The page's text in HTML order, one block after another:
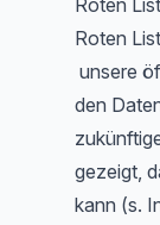
Roten
Roten
unsere
den
gezeigt,
kann (s.